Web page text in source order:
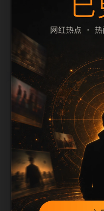
容。因此本页保留面包
篇下一篇和 sitemap 入
三次以内。后续更新会
每次新增保持少量、稳定
栏目内容归集
，图片文件名和 alt/title
章标题生成。如果采集
认图兜底；如果标题过
关键词连续重复，则不
问题和站内推荐，帮助
面、专题合集和热榜内
性。第4条内容作为初始